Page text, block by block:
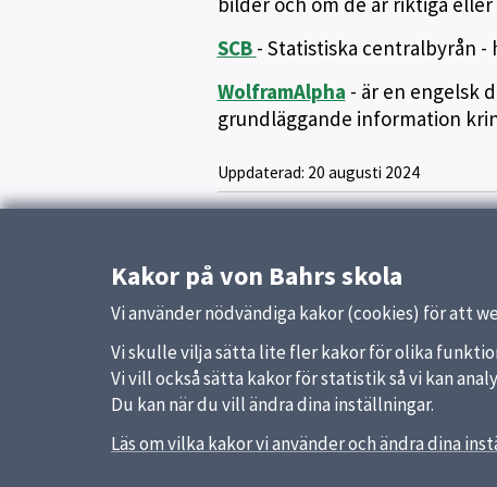
SCB - Statistiska centralbyrån -
WolframAlpha - är en engelsk
grundläggande information
Uppdaterad: 20 augusti 2024
Kakor på von Bahrs skola
Vi använder nödvändiga kakor (cookies) för att
Vi skulle vilja sätta lite fler kakor för olika
Vi vill också sätta kakor för statistik så vi kan
Du kan när du vill ändra dina inställningar.
Läs om vilka kakor vi använder och ändra dina